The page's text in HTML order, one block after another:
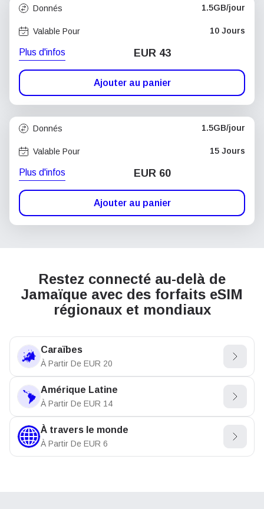
Donnés 1.5GB/jour
Valable Pour 10 Jours
Plus d'infos EUR 43
Ajouter au panier
Donnés 1.5GB/jour
Valable Pour 15 Jours
Plus d'infos EUR 60
Ajouter au panier
Restez connecté au-delà de
Jamaïque avec des forfaits eSIM
régionaux et mondiaux
Caraïbes
À Partir De EUR 20
Amérique Latine
À Partir De EUR 14
À travers le monde
À Partir De EUR 6